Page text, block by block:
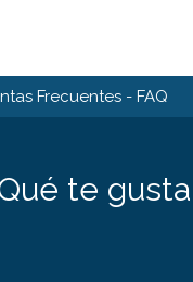
Frecuentes - FAQ
te